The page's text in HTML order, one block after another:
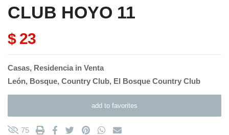
CLUB HOYO 11
$ 23
Casas, Residencia in Venta
León, Bosque, Country Club, El Bosque Country Club
add to favorites
75